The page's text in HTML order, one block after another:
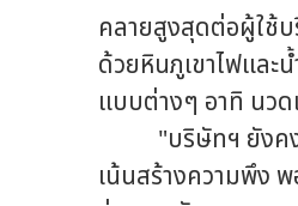
คลายสูงสุดต่อผู้ใช้บ
ด้วยหินภูเขาไฟและ
แบบต่างๆ อาทิ นว
"บริษัทฯ ยังคงยึ
เน้นสร้างความพึง